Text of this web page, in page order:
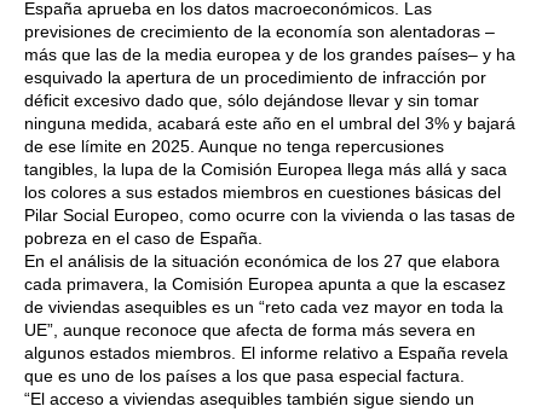
España aprueba en los datos macroeconómicos. Las
previsiones de crecimiento de la economía son alentadoras –
más que las de la media europea y de los grandes países– y ha
esquivado la apertura de un procedimiento de infracción por
déficit excesivo dado que, sólo dejándose llevar y sin tomar
ninguna medida, acabará este año en el umbral del 3% y bajará
de ese límite en 2025. Aunque no tenga repercusiones
tangibles, la lupa de la Comisión Europea llega más allá y saca
los colores a sus estados miembros en cuestiones básicas del
Pilar Social Europeo, como ocurre con la vivienda o las tasas de
pobreza en el caso de España.
En el análisis de la situación económica de los 27 que elabora
cada primavera, la Comisión Europea apunta a que la escasez
de viviendas asequibles es un “reto cada vez mayor en toda la
UE”, aunque reconoce que afecta de forma más severa en
algunos estados miembros. El informe relativo a España revela
que es uno de los países a los que pasa especial factura.
“El acceso a viviendas asequibles también sigue siendo un